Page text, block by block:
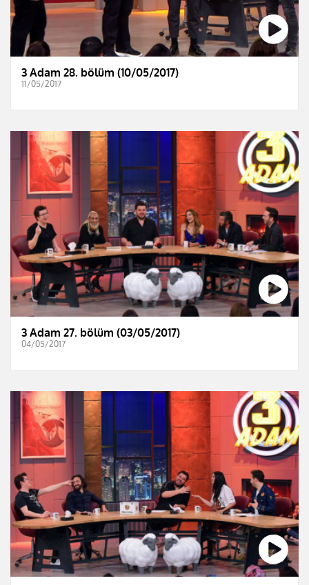
3 Adam 28. bölüm (10/05/2017)
11/05/2017
3 Adam 27. bölüm (03/05/2017)
04/05/2017